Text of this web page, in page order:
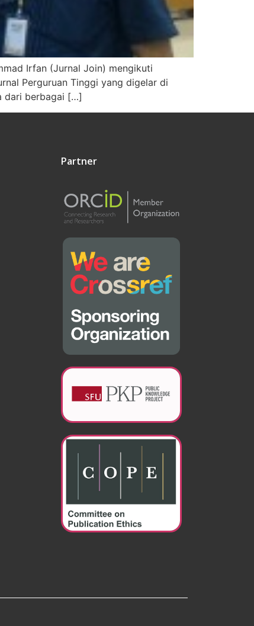
Irfan (Jurnal Join) mengikuti
Perguruan Tinggi yang digelar di
dari berbagai […]
Partner